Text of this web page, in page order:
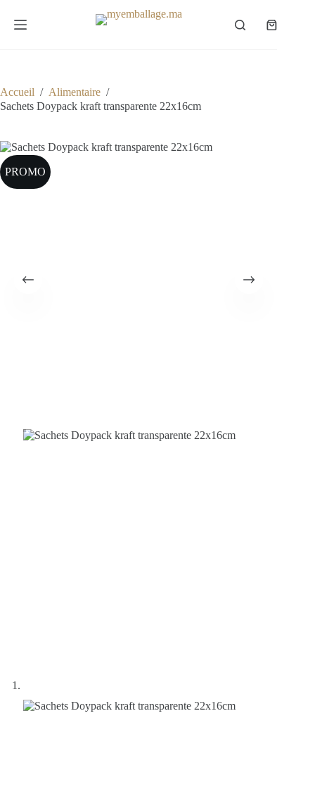
contenu
Panier
Accueil / Alimentaire /
Sachets Doypack kraft transparente 22x16cm
PROMO